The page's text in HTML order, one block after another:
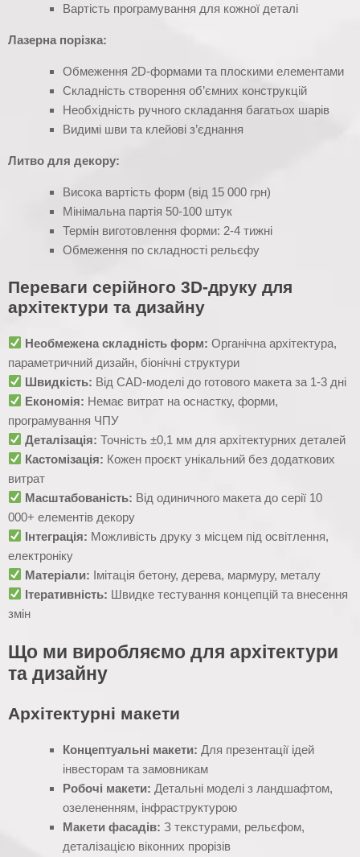
Вартість програмування для кожної деталі
Лазерна порізка:
Обмеження 2D-формами та плоскими елементами
Складність створення об’ємних конструкцій
Необхідність ручного складання багатьох шарів
Видимі шви та клейові з’єднання
Литво для декору:
Висока вартість форм (від 15 000 грн)
Мінімальна партія 50-100 штук
Термін виготовлення форми: 2-4 тижні
Обмеження по складності рельєфу
Переваги серійного 3D-друку для
архітектури та дизайну
Необмежена складність форм: Органічна архітектура,
параметричний дизайн, біонічні структури
Швидкість: Від CAD-моделі до готового макета за 1-3 дні
Економія: Немає витрат на оснастку, форми,
програмування ЧПУ
Деталізація: Точність ±0,1 мм для архітектурних деталей
Кастомізація: Кожен проєкт унікальний без додаткових
витрат
Масштабованість: Від одиничного макета до серії 10
000+ елементів декору
Інтеграція: Можливість друку з місцем під освітлення,
електроніку
Матеріали: Імітація бетону, дерева, мармуру, металу
Ітеративність: Швидке тестування концепцій та внесення
змін
Що ми виробляємо для архітектури
та дизайну
Архітектурні макети
Концептуальні макети: Для презентації ідей
інвесторам та замовникам
Робочі макети: Детальні моделі з ландшафтом,
озелененням, інфраструктурою
Макети фасадів: З текстурами, рельєфом,
деталізацією віконних прорізів